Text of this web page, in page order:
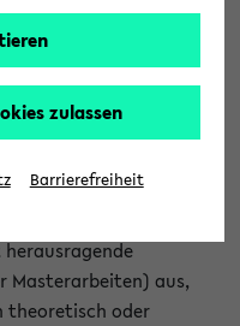
Bielefeld
Abschlussarbeiten. Sie
Abschlussarbeit beim
nutzen Sie für Ihre
formulare.uni-
913/>. Die
Masterarbeiten) aus,
theoretisch oder
zulassen
Barrierefreiheit